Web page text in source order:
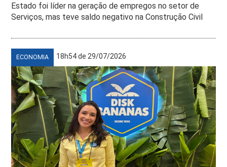
Estado foi líder na geração de empregos no setor de
Serviços, mas teve saldo negativo na Construção Civil
ECONOMIA 18h54 de 29/07/2026